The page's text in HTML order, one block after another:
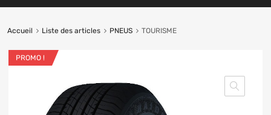
Accueil Liste des articles PNEUS TOURISME
PROMO !